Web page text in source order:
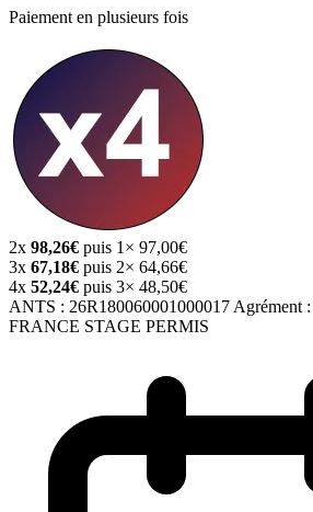
Paiement en plusieurs fois
2x 98,26€ puis 1× 97,00€
3x 67,18€ puis 2× 64,66€
4x 52,24€ puis 3× 48,50€
ANTS : 26R180060001000017 Agrément :
FRANCE STAGE PERMIS